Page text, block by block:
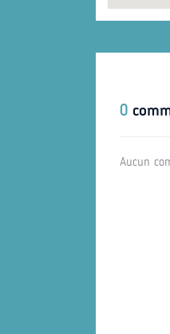
0
Aucun